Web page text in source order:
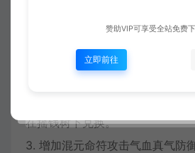
地宫v2.5优化清单：
1. 调整丹药上限和丹药单颗属性
在摇钱树下兑换。
3. 增加混元命符攻击气血真气防
赞助VIP可享受全站免费下
立即前往